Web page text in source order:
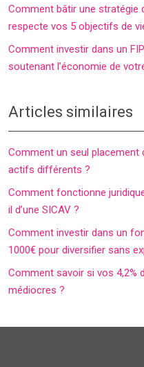
Comment bâtir une stratégie
respecte vos 5 objectifs de
Comment investir dans un
soutenant l’économie de
Articles similaires
Comment un seul placement
actifs différents ?
Comment fonctionne
il d’une SICAV ?
Comment investir dans un
1000€ pour diversifier sans
Comment savoir si vos 4,2%
médiocres ?